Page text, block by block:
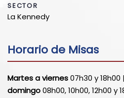
SECTOR
La Kennedy
Horario de Misas
Martes a viernes07h30 y 18h00 |
domingo08h00, 10h00, 12h00 y